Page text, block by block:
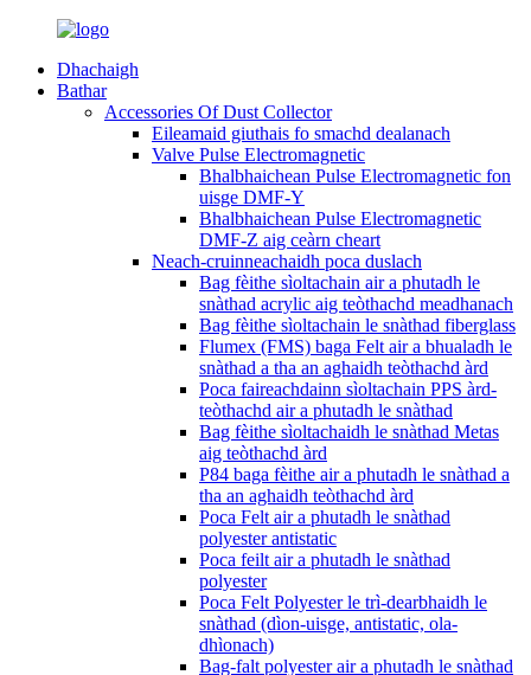
Dhachaigh
Bathar
Accessories Of Dust Collector
Eileamaid giuthais fo smachd dealanach
Valve Pulse Electromagnetic
Bhalbhaichean Pulse Electromagnetic fon
uisge DMF-Y
Bhalbhaichean Pulse Electromagnetic
DMF-Z aig ceàrn cheart
Neach-cruinneachaidh poca duslach
Bag fèithe sìoltachain air a phutadh le
snàthad acrylic aig teòthachd meadhanach
Bag fèithe sìoltachain le snàthad fiberglass
Flumex (FMS) baga Felt air a bhualadh le
snàthad a tha an aghaidh teòthachd àrd
Poca faireachdainn sìoltachain PPS àrd-
teòthachd air a phutadh le snàthad
Bag fèithe sìoltachaidh le snàthad Metas
aig teòthachd àrd
P84 baga fèithe air a phutadh le snàthad a
tha an aghaidh teòthachd àrd
Poca Felt air a phutadh le snàthad
polyester antistatic
Poca feilt air a phutadh le snàthad
polyester
Poca Felt Polyester le trì-dearbhaidh le
snàthad (dìon-uisge, antistatic, ola-
dhìonach)
Bag-falt polyester air a phutadh le snàthad